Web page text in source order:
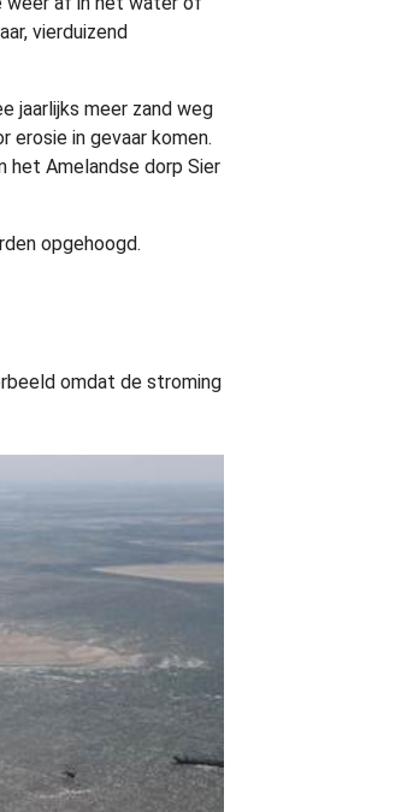
vierduizend
jaarlijks meer zand weg
erosie in gevaar komen.
het Amelandse dorp Sier
opgehoogd.
omdat de stroming